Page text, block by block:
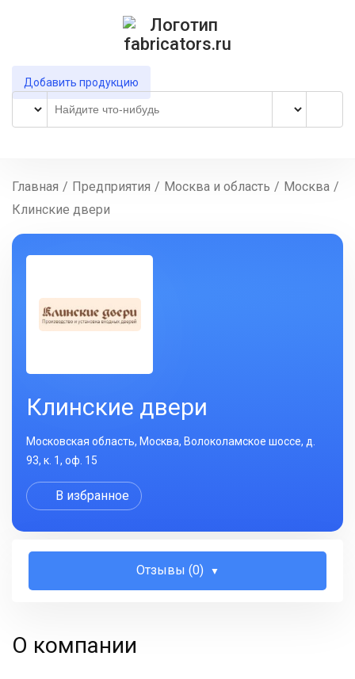
Добавить продукцию
Главная / Предприятия / Москва и область / Москва /
Клинские двери
Клинские двери
Московская область, Москва, Волоколамское шоссе, д.
93, к. 1, оф. 15
В избранное
Отзывы (0)
О компании